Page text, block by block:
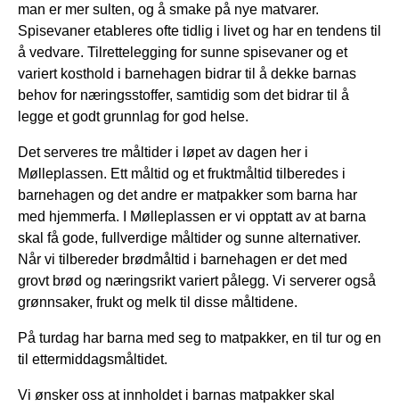
man er mer sulten, og å smake på nye matvarer.
Spisevaner etableres ofte tidlig i livet og har en tendens til
å vedvare. Tilrettelegging for sunne spisevaner og et
variert kosthold i barnehagen bidrar til å dekke barnas
behov for næringsstoffer, samtidig som det bidrar til å
legge et godt grunnlag for god helse.
Det serveres tre måltider i løpet av dagen her i
Mølleplassen. Ett måltid og et fruktmåltid tilberedes i
barnehagen og det andre er matpakker som barna har
med hjemmerfa. I Mølleplassen er vi opptatt av at barna
skal få gode, fullverdige måltider og sunne alternativer.
Når vi tilbereder brødmåltid i barnehagen er det med
grovt brød og næringsrikt variert pålegg. Vi serverer også
grønnsaker, frukt og melk til disse måltidene.
På turdag har barna med seg to matpakker, en til tur og en
til ettermiddagsmåltidet.
Vi ønsker oss at innholdet i barnas matpakker skal